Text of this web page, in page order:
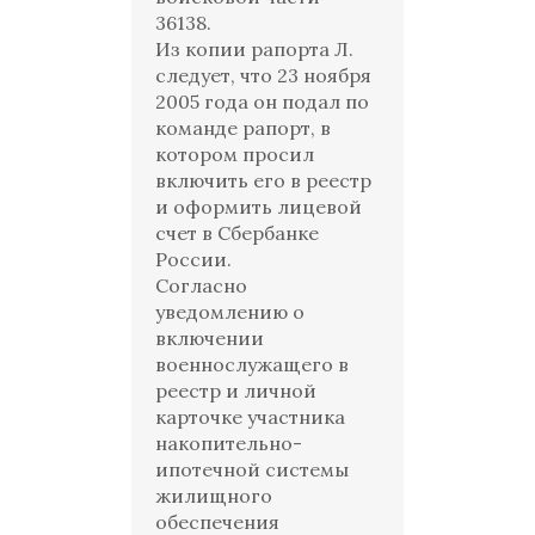
36138.
Из копии рапорта Л.
следует, что 23 ноября
2005 года он подал по
команде рапорт, в
котором просил
включить его в реестр
и оформить лицевой
счет в Сбербанке
России.
Согласно
уведомлению о
включении
военнослужащего в
реестр и личной
карточке участника
накопительно-
ипотечной системы
жилищного
обеспечения